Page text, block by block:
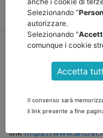
RASSEGNA
home notizie
LAVORO
linkhttps://
Selezionando “
autorizzare.
Selezionando "
comunque i cookie
Accetta
Il consenso sarà
il link presente a fine